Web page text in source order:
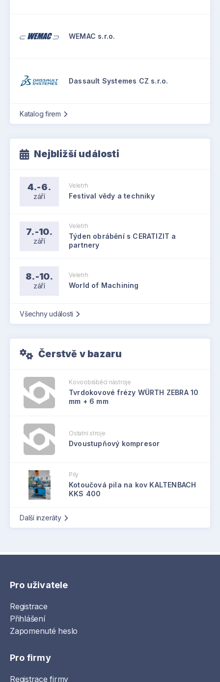
WEMAC s.r.o.
Dassault Systemes CZ s.r.o.
Katalog firem
Nejbližší události
4.-6.
září
Veletrh
Festival vědy a techniky
7.-10.
září
Veletrh
Týden obrábění s CERATIZIT a
partnery
8.-10.
září
Veletrh
World of Machining
Všechny události
Čerstvě v bazaru
Kovoobráběcí nástroje
Tvrdokovové frézy WÜRTH ZEBRA 10
mm + 6 mm
Ostatní stroje
Dvoustupňový kompresor
Pily
Kotoučová pila na kov KALTENBACH
KKS 400
Další inzeráty
Pro uživatele
Registrace
Přihlášení
Zapomenuté heslo
Pro firmy
Registrace firmy